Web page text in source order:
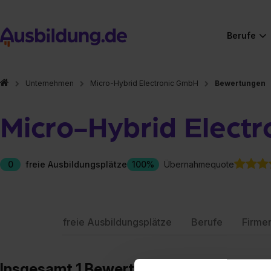
Berufe
Unternehmen Micro-Hybrid Electronic GmbH Bewertungen
Micro-Hybrid
0 freie Ausbildungsplätze 100% Übernahmequote
freie Ausbildungsplätze Berufe